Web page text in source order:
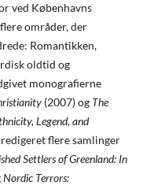
ved Københavns
områder, der
Romantikken,
oldtid og
monografierne
(2007) og The
Legend, and
flere samlinger
Settlers of Greenland: In
Nordic Terrors: